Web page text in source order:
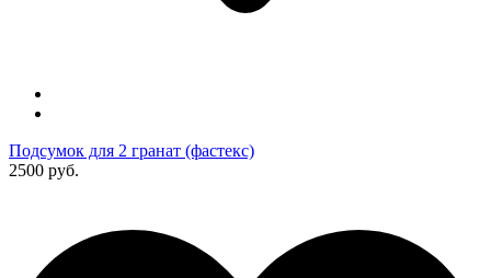
Подсумок для 2 гранат (фастекс)
2500 руб.